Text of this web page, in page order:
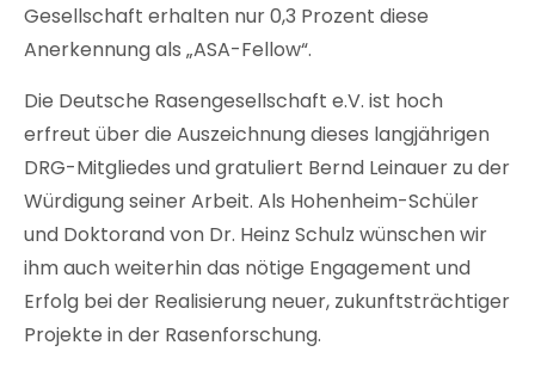
Gesellschaft erhalten nur 0,3 Prozent diese
Anerkennung als „ASA-Fellow“.
Die Deutsche Rasengesellschaft e.V. ist hoch
erfreut über die Auszeichnung dieses langjährigen
DRG-Mitgliedes und gratuliert Bernd Leinauer zu der
Würdigung seiner Arbeit. Als Hohenheim-Schüler
und Doktorand von Dr. Heinz Schulz wünschen wir
ihm auch weiterhin das nötige Engagement und
Erfolg bei der Realisierung neuer, zukunftsträchtiger
Projekte in der Rasenforschung.